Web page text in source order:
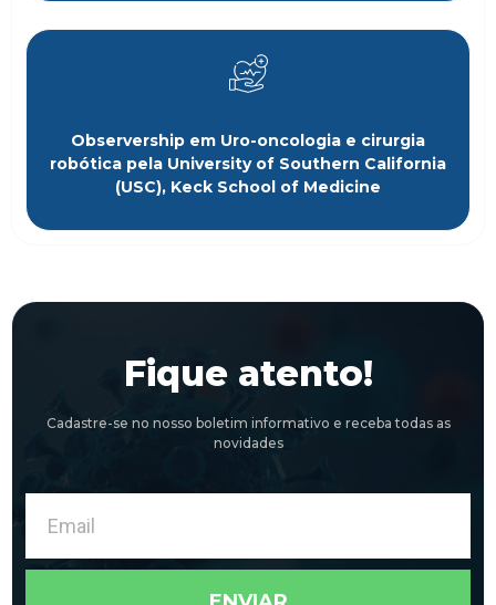
Observership em Uro-oncologia e cirurgia
robótica pela University of Southern California
(USC), Keck School of Medicine
Fique atento!
Cadastre-se no nosso boletim informativo e receba todas as
novidades